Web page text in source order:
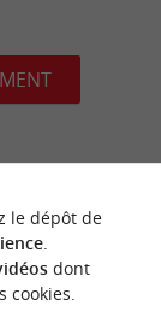
à 04:48:35
de La Réole -
NC-ND 4.0
le dépôt de
.
dont
cookies.